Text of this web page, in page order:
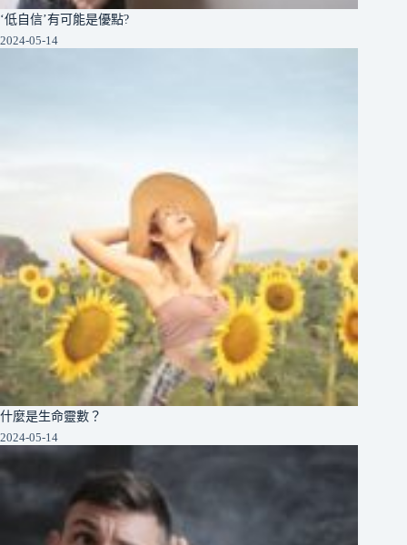
‘低自信’有可能是優點?
2024-05-14
什麼是生命靈數？
2024-05-14